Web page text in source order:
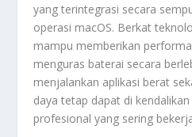
yang terintegrasi secara
operasi macOS. Berkat
mampu memberikan
menguras baterai secara
menjalankan aplikasi berat
daya tetap dapat di
profesional yang sering